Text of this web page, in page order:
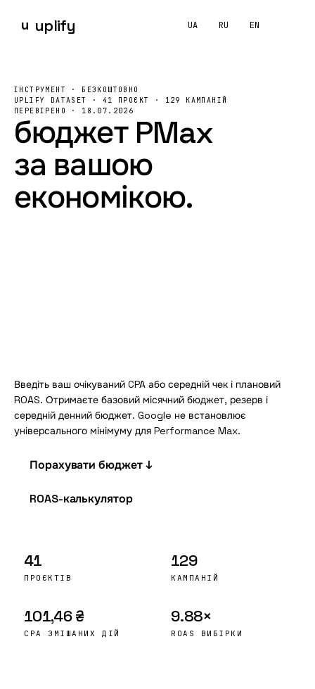
u uplify UA RU EN
ІНСТРУМЕНТ · БЕЗКОШТОВНО
UPLIFY DATASET · 41 ПРОЄКТ · 129 КАМПАНІЙ
ПЕРЕВІРЕНО · 18.07.2026
бюджет PMax
за вашою
економікою.
Введіть ваш очікуваний CPA або середній чек і плановий
ROAS. Отримаєте базовий місячний бюджет, резерв і
середній денний бюджет. Google не встановлює
універсального мінімуму для Performance Max.
Порахувати бюджет ↓
ROAS-калькулятор
41
ПРОЄКТІВ
129
КАМПАНІЙ
101,46 ₴
CPA ЗМІШАНИХ ДІЙ
9.88×
ROAS ВИБІРКИ